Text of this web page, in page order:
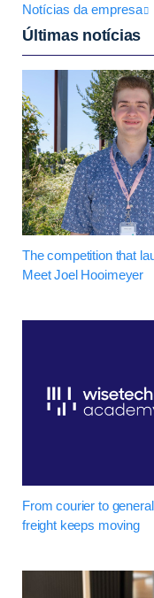
Notícias da empresa
Últimas notícias
The competition that
Meet Joel Hooimeyer
From courier to
freight keeps moving